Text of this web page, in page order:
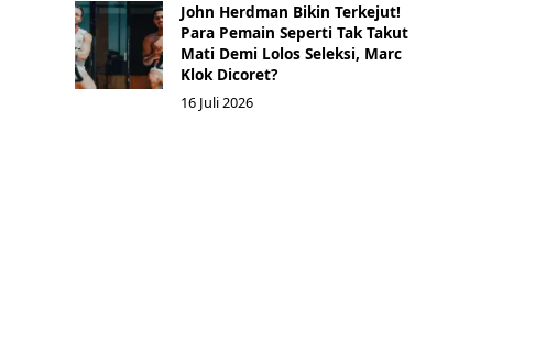
John Herdman Bikin Terkejut!
Para Pemain Seperti Tak Takut
Mati Demi Lolos Seleksi, Marc
Klok Dicoret?
16 Juli 2026